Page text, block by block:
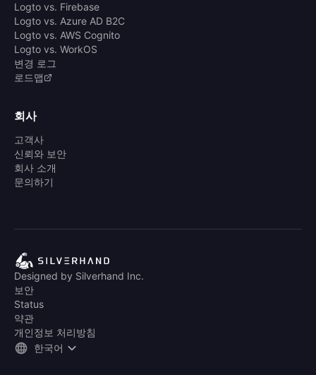
Logto vs. Firebase
Logto vs. Azure AD B2C
Logto vs. AWS Cognito
Logto vs. WorkOS
변경 로그
로드맵
회사
고객사
신뢰와 보안
회사 소개
문의하기
Designed by Silverhand Inc.
보안
Status
약관
개인정보 처리방침
한국어